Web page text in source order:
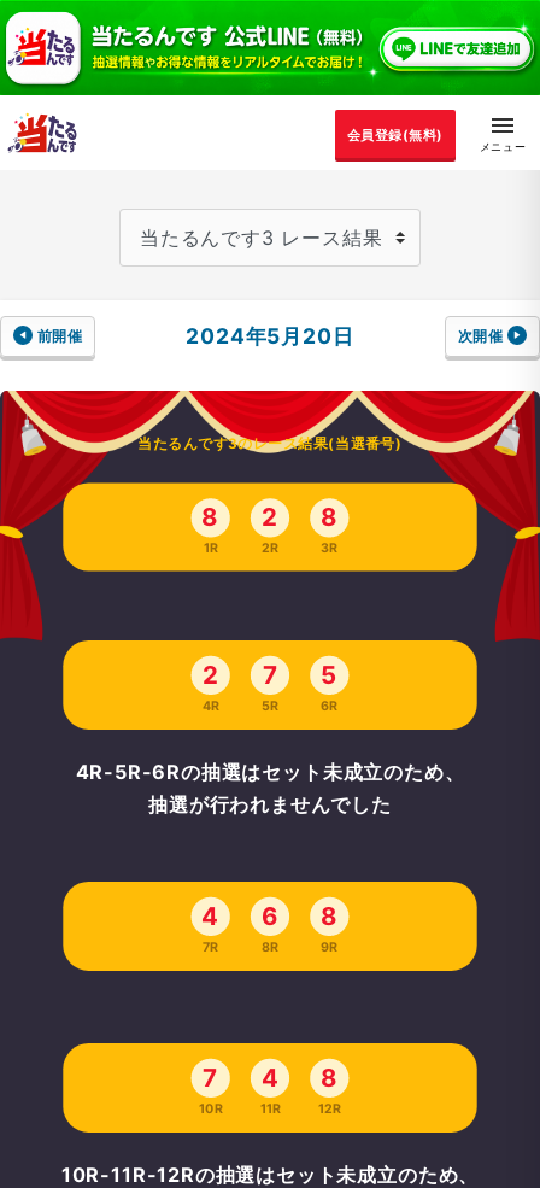
会員登録(無料)
前開催 2024年5月20日 次開催
当たるんです3のレース結果(当選番号)
8
1R
2
2R
8
3R
2
4R
7
5R
5
6R
4R-5R-6Rの抽選はセット未成立のため、
抽選が行われませんでした
4
7R
6
8R
8
9R
7
10R
4
11R
8
12R
10R-11R-12Rの抽選はセット未成立のため、